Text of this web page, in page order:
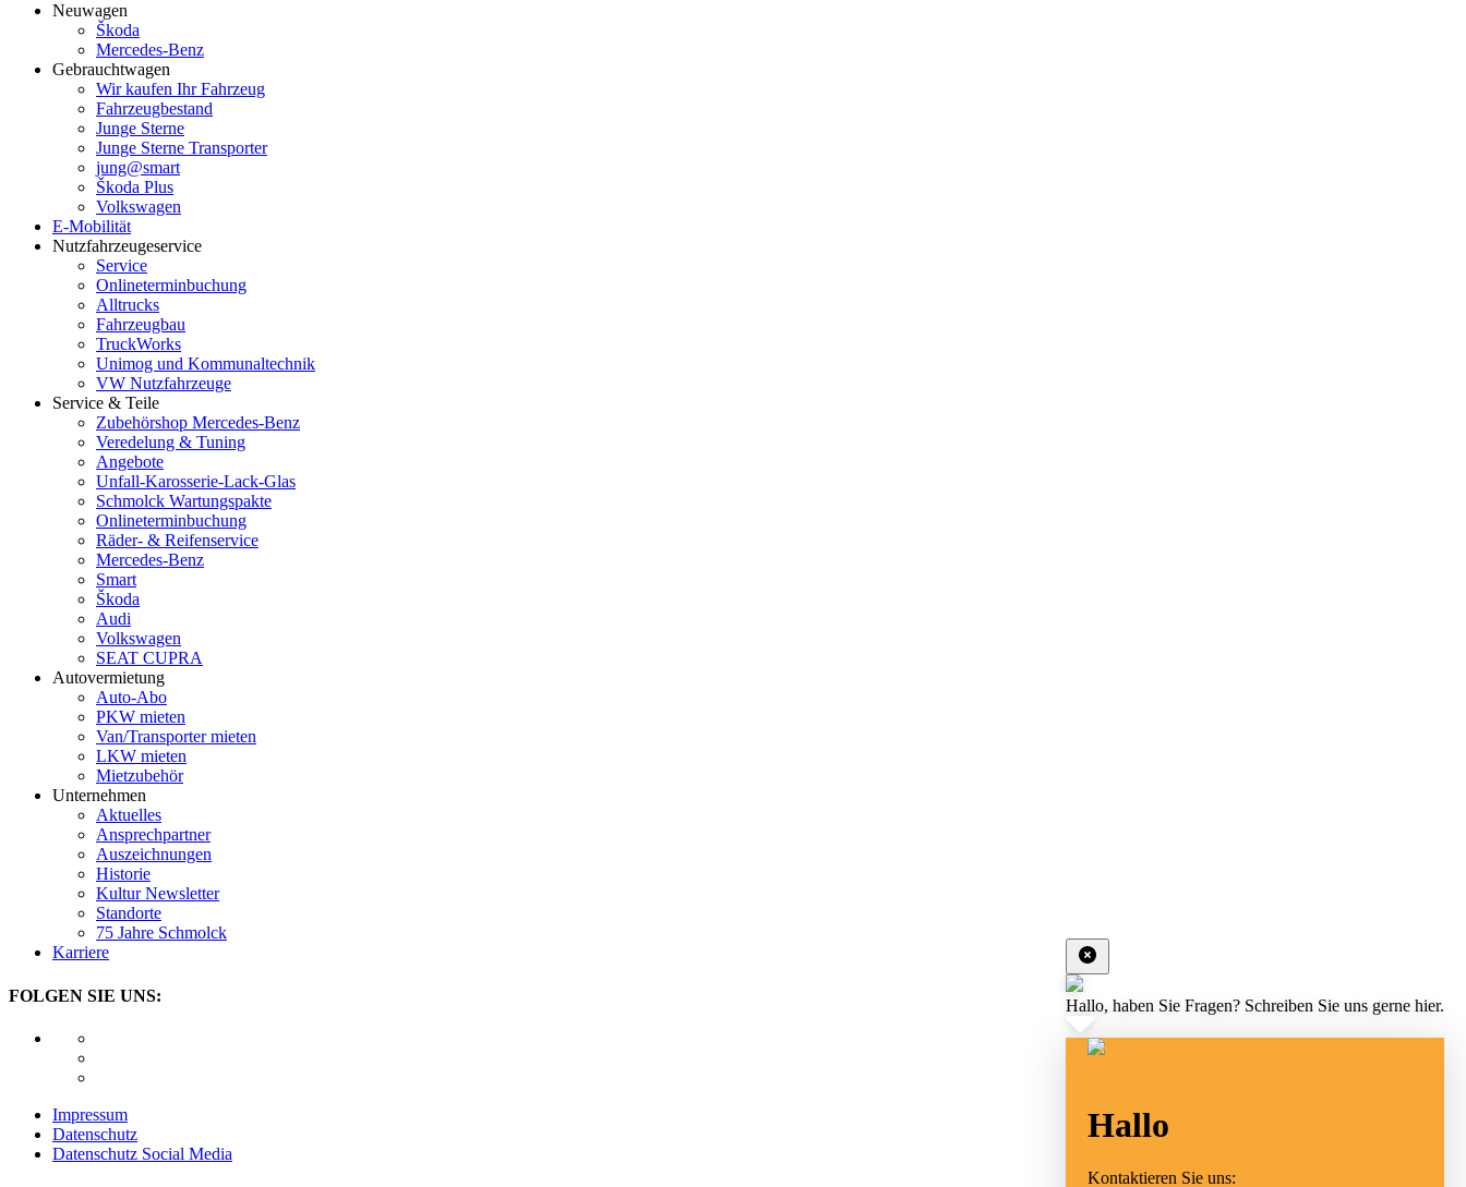
Neuwagen
Škoda
Mercedes-Benz
Gebrauchtwagen
Wir kaufen Ihr Fahrzeug
Fahrzeugbestand
Junge Sterne
Junge Sterne Transporter
jung@smart
Škoda Plus
Volkswagen
E-Mobilität
Nutzfahrzeugeservice
Service
Onlineterminbuchung
Alltrucks
Fahrzeugbau
TruckWorks
Unimog und Kommunaltechnik
VW Nutzfahrzeuge
Service & Teile
Zubehörshop Mercedes-Benz
Veredelung & Tuning
Angebote
Unfall-Karosserie-Lack-Glas
Schmolck Wartungspakte
Onlineterminbuchung
Räder- & Reifenservice
Mercedes-Benz
Smart
Škoda
Audi
Volkswagen
SEAT CUPRA
Autovermietung
Auto-Abo
PKW mieten
Van/Transporter mieten
LKW mieten
Mietzubehör
Unternehmen
Aktuelles
Ansprechpartner
Auszeichnungen
Historie
Kultur Newsletter
Standorte
75 Jahre Schmolck
Karriere
FOLGEN SIE UNS:
Impressum
Datenschutz
Datenschutz Social Media
Hallo, haben Sie Fragen? Schreiben Sie uns gerne hier.
Hallo
Kontaktieren Sie uns: